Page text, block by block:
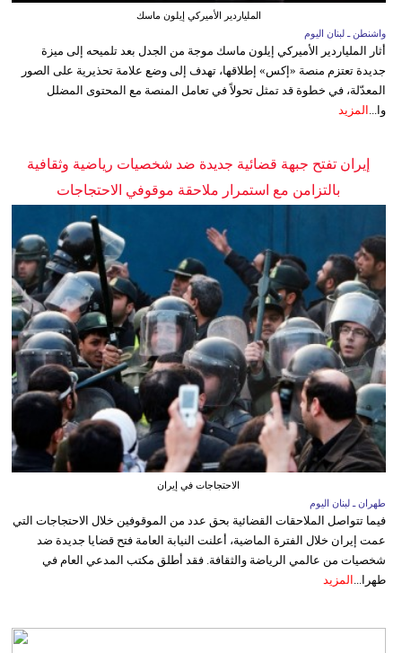
الملياردير الأميركي إيلون ماسك
واشنطن ـ لبنان اليوم
أثار الملياردير الأميركي إيلون ماسك موجة من الجدل بعد تلميحه إلى ميزة
جديدة تعتزم منصة «إكس» إطلاقها، تهدف إلى وضع علامة تحذيرية على الصور
المعدّلة، في خطوة قد تمثل تحولاً في تعامل المنصة مع المحتوى المضلل
وا...
المزيد
إيران تفتح جبهة قضائية جديدة ضد شخصيات رياضية وثقافية
بالتزامن مع استمرار ملاحقة موقوفي الاحتجاجات
الاحتجاجات في إيران
طهران ـ لبنان اليوم
فيما تتواصل الملاحقات القضائية بحق عدد من الموقوفين خلال الاحتجاجات التي
عمت إيران خلال الفترة الماضية، أعلنت النيابة العامة فتح قضايا جديدة ضد
شخصيات من عالمي الرياضة والثقافة. فقد أطلق مكتب المدعي العام في
طهرا... المزيد